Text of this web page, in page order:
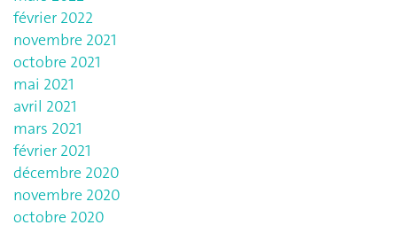
février 2022
novembre 2021
octobre 2021
mai 2021
avril 2021
mars 2021
février 2021
décembre 2020
novembre 2020
octobre 2020